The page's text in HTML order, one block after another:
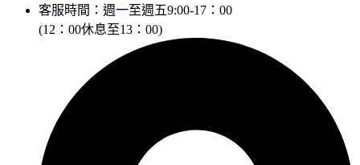
客服時間：週一至週五9:00-17：00
(12：00休息至13：00)